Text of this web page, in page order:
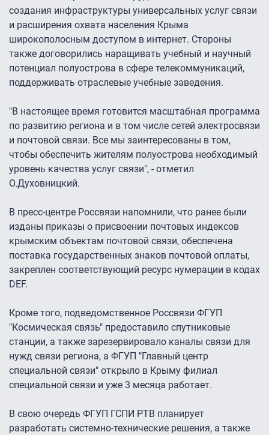
создания инфраструктуры универсальных услуг связи
и расширения охвата населения Крыма
широкополосным доступом в интернет. Стороны
также договорились наращивать учебный и научный
потенциал полуострова в сфере телекоммуникаций,
поддерживать отраслевые учебные заведения.
"В настоящее время готовится масштабная программа
по развитию региона и в том числе сетей электросвязи
и почтовой связи. Все мы заинтересованы в том,
чтобы обеспечить жителям полуострова необходимый
уровень качества услуг связи", - отметил
О.Духовницкий.
В пресс-центре Россвязи напомнили, что ранее были
изданы приказы о присвоении почтовых индексов
крымским объектам почтовой связи, обеспечена
поставка государственных знаков почтовой оплаты,
закреплен соответствующий ресурс нумерации в кодах
DEF.
Кроме того, подведомственное Россвязи ФГУП
"Космическая связь" предоставило спутниковые
станции, а также зарезервировало каналы связи для
нужд связи региона, а ФГУП "Главный центр
специальной связи" открыло в Крыму филиал
специальной связи и уже 3 месяца работает.
В свою очередь ФГУП ГСПИ РТВ планирует
разработать системно-технические решения, а также